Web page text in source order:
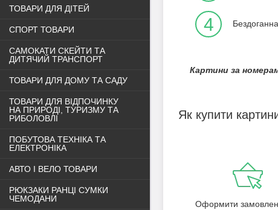
4
Картини за
Як купити
Оформити
ТОВАРИ ДЛЯ ДІТЕЙ
СПОРТ ТОВАРИ
САМОКАТИ СКЕЙТИ ТА
ДИТЯЧИЙ ТРАНСПОРТ
ТОВАРИ ДЛЯ ДОМУ ТА САДУ
ТОВАРИ ДЛЯ ВІДПОЧИНКУ
НА ПРИРОДІ, ТУРИЗМУ ТА
РИБОЛОВЛІ
ПОБУТОВА ТЕХНІКА ТА
ЕЛЕКТРОНІКА
АВТО І ВЕЛО ТОВАРИ
РЮКЗАКИ РАНЦІ СУМКИ
ЧЕМОДАНИ